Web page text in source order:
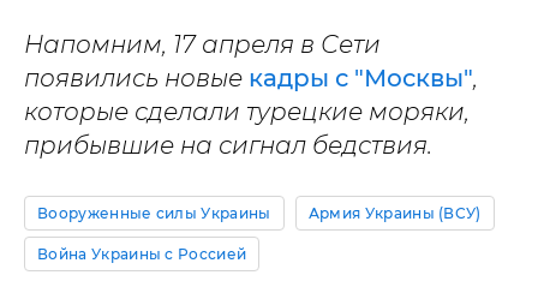
Напомним, 17 апреля в Сети
появились новые кадры с "Москвы",
которые сделали турецкие моряки,
прибывшие на сигнал бедствия.
Вооруженные силы Украины Армия Украины (ВСУ)
Война Украины с Россией